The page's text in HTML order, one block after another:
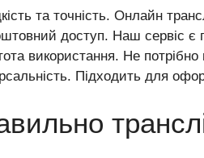
та точність. Онлайн
доступ. Наш сервіс є
використання. Не
Підходить для